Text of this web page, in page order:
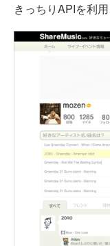
きっちりAPIを利